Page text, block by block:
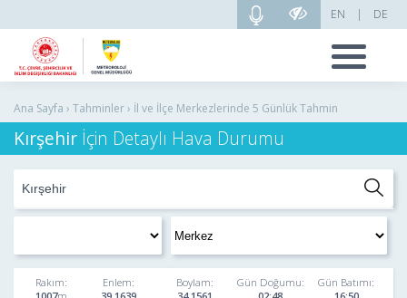
DE
|
EN
Ana Sayfa › Tahminler › İl ve İlçe Merkezlerinde 5 Günlük Tahmin
Kırşehir İçin Detaylı Hava Durumu
Rakım:
Enlem:
Boylam:
Gün Doğumu:
Gün Batımı: